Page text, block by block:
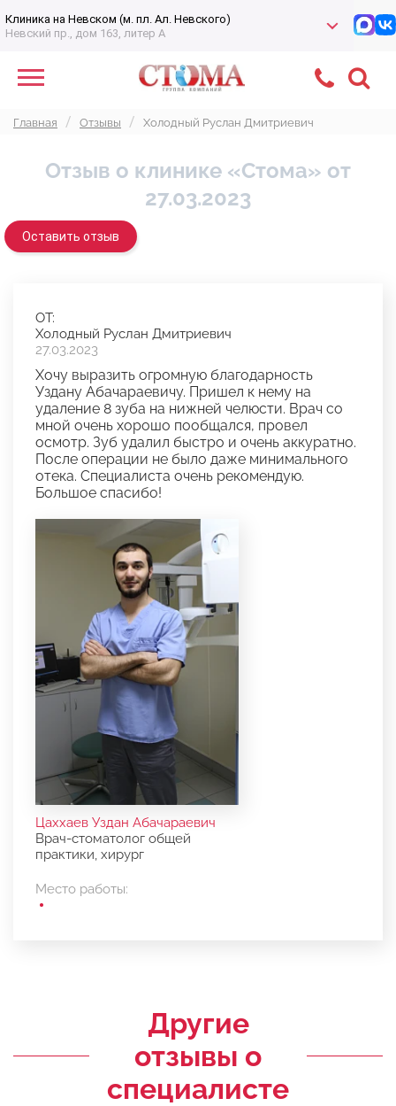
Клиника на Невском (м. пл. Ал. Невского)
Невский пр., дом 163, литер А
Главная Отзывы Холодный Руслан Дмитриевич
Отзыв о клинике «Стома» от
27.03.2023
Оставить отзыв
Цаххаев Уздан Абачараевич
Врач-стоматолог общей
практики, хирург
Место работы:
ОТ:
Холодный Руслан Дмитриевич
27.03.2023
Хочу выразить огромную благодарность
Уздану Абачараевичу. Пришел к нему на
удаление 8 зуба на нижней челюсти. Врач со
мной очень хорошо пообщался, провел
осмотр. Зуб удалил быстро и очень аккуратно.
После операции не было даже минимального
отека. Специалиста очень рекомендую.
Большое спасибо!
Другие
отзывы о
специалисте